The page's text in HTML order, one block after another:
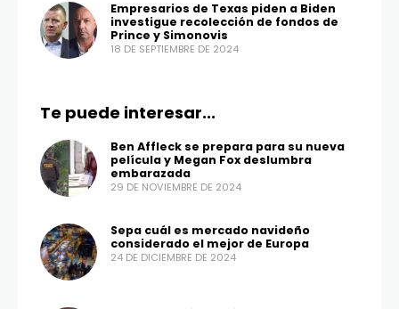
Empresarios de Texas piden a Biden
investigue recolección de fondos de
Prince y Simonovis
18 DE SEPTIEMBRE DE 2024
Te puede interesar...
Ben Affleck se prepara para su nueva
película y Megan Fox deslumbra
embarazada
29 DE NOVIEMBRE DE 2024
Sepa cuál es mercado navideño
considerado el mejor de Europa
24 DE DICIEMBRE DE 2024